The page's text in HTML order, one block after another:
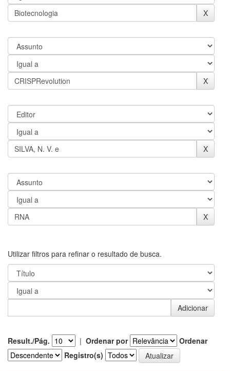
Utilizar filtros para refinar o resultado de busca.
Result./Pág. | Ordenar por
Ordenar
Registro(s)